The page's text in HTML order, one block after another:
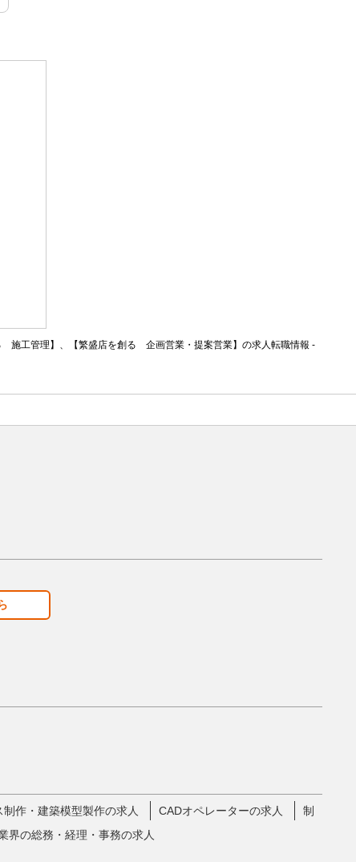
工管理】、【繁盛店を創る 企画営業・提案営業】の求人転職情報 -
作・建築模型製作の求人 CADオペレーターの求人
制
界の総務・経理・事務の求人